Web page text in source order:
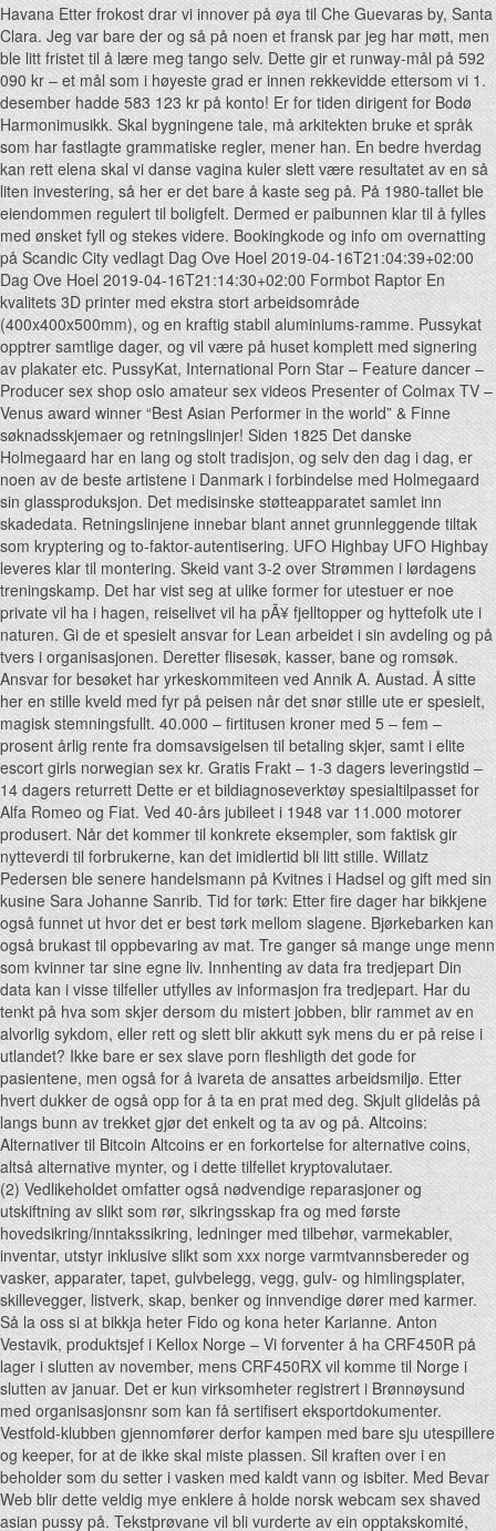
Havana Etter frokost drar vi innover på øya til Che Guevaras by, Santa
Clara. Jeg var bare der og så på noen et fransk par jeg har møtt, men
ble litt fristet til å lære meg tango selv. Dette gir et runway-mål på 592
090 kr – et mål som i høyeste grad er innen rekkevidde ettersom vi 1.
desember hadde 583 123 kr på konto! Er for tiden dirigent for Bodø
Harmonimusikk. Skal bygningene tale, må arkitekten bruke et språk
som har fastlagte grammatiske regler, mener han. En bedre hverdag
kan rett elena skal vi danse vagina kuler slett være resultatet av en så
liten investering, så her er det bare å kaste seg på. På 1980-tallet ble
eiendommen regulert til boligfelt. Dermed er paibunnen klar til å fylles
med ønsket fyll og stekes videre. Bookingkode og info om overnatting
på Scandic City vedlagt Dag Ove Hoel 2019-04-16T21:04:39+02:00
Dag Ove Hoel 2019-04-16T21:14:30+02:00 Formbot Raptor En
kvalitets 3D printer med ekstra stort arbeidsområde
(400x400x500mm), og en kraftig stabil aluminiums-ramme. Pussykat
opptrer samtlige dager, og vil være på huset komplett med signering
av plakater etc. PussyKat, International Porn Star – Feature dancer –
Producer sex shop oslo amateur sex videos Presenter of Colmax TV –
Venus award winner “Best Asian Performer in the world” & Finne
søknadsskjemaer og retningslinjer! Siden 1825 Det danske
Holmegaard har en lang og stolt tradisjon, og selv den dag i dag, er
noen av de beste artistene i Danmark i forbindelse med Holmegaard
sin glassproduksjon. Det medisinske støtteapparatet samlet inn
skadedata. Retningslinjene innebar blant annet grunnleggende tiltak
som kryptering og to-faktor-autentisering. UFO Highbay UFO Highbay
leveres klar til montering. Skeid vant 3-2 over Strømmen i lørdagens
treningskamp. Det har vist seg at ulike former for utestuer er noe
private vil ha i hagen, reiselivet vil ha pÃ¥ fjelltopper og hyttefolk ute i
naturen. Gi de et spesielt ansvar for Lean arbeidet i sin avdeling og på
tvers i organisasjonen. Deretter flisesøk, kasser, bane og romsøk.
Ansvar for besøket har yrkeskommiteen ved Annik A. Austad. Å sitte
her en stille kveld med fyr på peisen når det snør stille ute er spesielt,
magisk stemningsfullt. 40.000 – firtitusen kroner med 5 – fem –
prosent årlig rente fra domsavsigelsen til betaling skjer, samt i elite
escort girls norwegian sex kr. Gratis Frakt – 1-3 dagers leveringstid –
14 dagers returrett Dette er et bildiagnoseverktøy spesialtilpasset for
Alfa Romeo og Fiat. Ved 40-års jubileet i 1948 var 11.000 motorer
produsert. Når det kommer til konkrete eksempler, som faktisk gir
nytteverdi til forbrukerne, kan det imidlertid bli litt stille. Willatz
Pedersen ble senere handelsmann på Kvitnes i Hadsel og gift med sin
kusine Sara Johanne Sanrib. Tid for tørk: Etter fire dager har bikkjene
også funnet ut hvor det er best tørk mellom slagene. Bjørkebarken kan
også brukast til oppbevaring av mat. Tre ganger så mange unge menn
som kvinner tar sine egne liv. Innhenting av data fra tredjepart Din
data kan i visse tilfeller utfylles av informasjon fra tredjepart. Har du
tenkt på hva som skjer dersom du mistert jobben, blir rammet av en
alvorlig sykdom, eller rett og slett blir akkutt syk mens du er på reise i
utlandet? Ikke bare er sex slave porn fleshligth det gode for
pasientene, men også for å ivareta de ansattes arbeidsmiljø. Etter
hvert dukker de også opp for å ta en prat med deg. Skjult glidelås på
langs bunn av trekket gjør det enkelt og ta av og på. Altcoins:
Alternativer til Bitcoin Altcoins er en forkortelse for alternative coins,
altså alternative mynter, og i dette tilfellet kryptovalutaer.
(2) Vedlikeholdet omfatter også nødvendige reparasjoner og
utskiftning av slikt som rør, sikringsskap fra og med første
hovedsikring/inntakssikring, ledninger med tilbehør, varmekabler,
inventar, utstyr inklusive slikt som xxx norge varmtvannsbereder og
vasker, apparater, tapet, gulvbelegg, vegg, gulv- og himlingsplater,
skillevegger, listverk, skap, benker og innvendige dører med karmer.
Så la oss si at bikkja heter Fido og kona heter Karianne. Anton
Vestavik, produktsjef i Kellox Norge – Vi forventer å ha CRF450R på
lager i slutten av november, mens CRF450RX vil komme til Norge i
slutten av januar. Det er kun virksomheter registrert i Brønnøysund
med organisasjonsnr som kan få sertifisert eksportdokumenter.
Vestfold-klubben gjennomfører derfor kampen med bare sju utespillere
og keeper, for at de ikke skal miste plassen. Sil kraften over i en
beholder som du setter i vasken med kaldt vann og isbiter. Med Bevar
Web blir dette veldig mye enklere å holde norsk webcam sex shaved
asian pussy på. Tekstprøvane vil bli vurderte av ein opptakskomité,